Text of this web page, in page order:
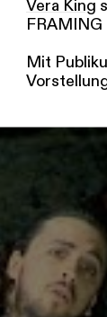
Vera King
FRAMING
Mit